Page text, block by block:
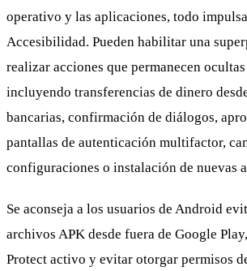
operativo y las aplicaciones, todo
Accesibilidad. Pueden habilitar una
realizar acciones que permanecen
incluyendo transferencias de dinero
bancarias, confirmación de diálogos,
pantallas de autenticación multifactor,
configuraciones o instalación de nuevas
Se aconseja a los usuarios de Android
archivos APK desde fuera de Google
Protect activo y evitar otorgar permisos